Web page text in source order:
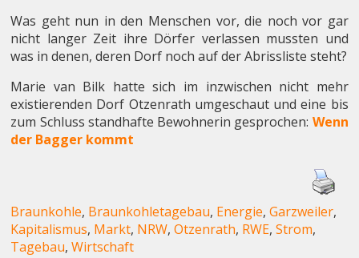
Was geht nun in den Menschen vor, die noch vor gar
nicht langer Zeit ihre Dörfer verlassen mussten und
was in denen, deren Dorf noch auf der Abrissliste steht?
Marie van Bilk hatte sich im inzwischen nicht mehr
existierenden Dorf Otzenrath umgeschaut und eine bis
zum Schluss standhafte Bewohnerin gesprochen: Wenn
der Bagger kommt
Braunkohle, Braunkohletagebau, Energie,Garzweiler,
Kapitalismus, Markt, NRW,Otzenrath, RWE,Strom,
Tagebau,Wirtschaft